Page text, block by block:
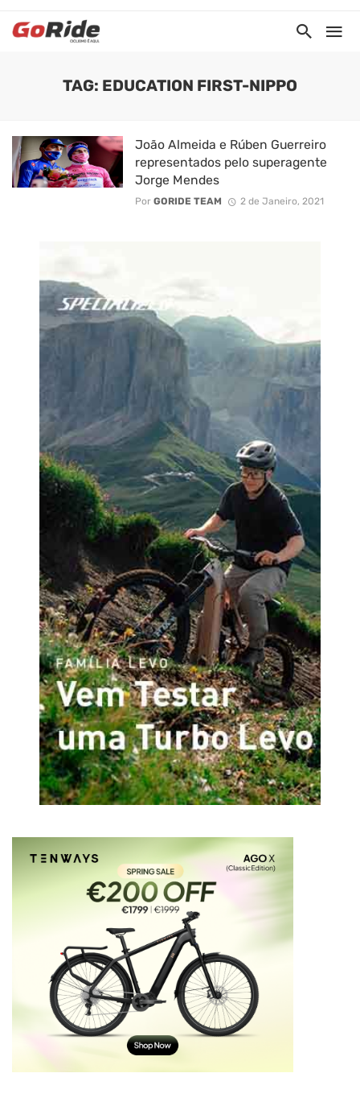
TAG: EDUCATION FIRST-NIPPO
João Almeida e Rúben Guerreiro
representados pelo superagente
Jorge Mendes
Por GORIDE TEAM 2 de Janeiro, 2021